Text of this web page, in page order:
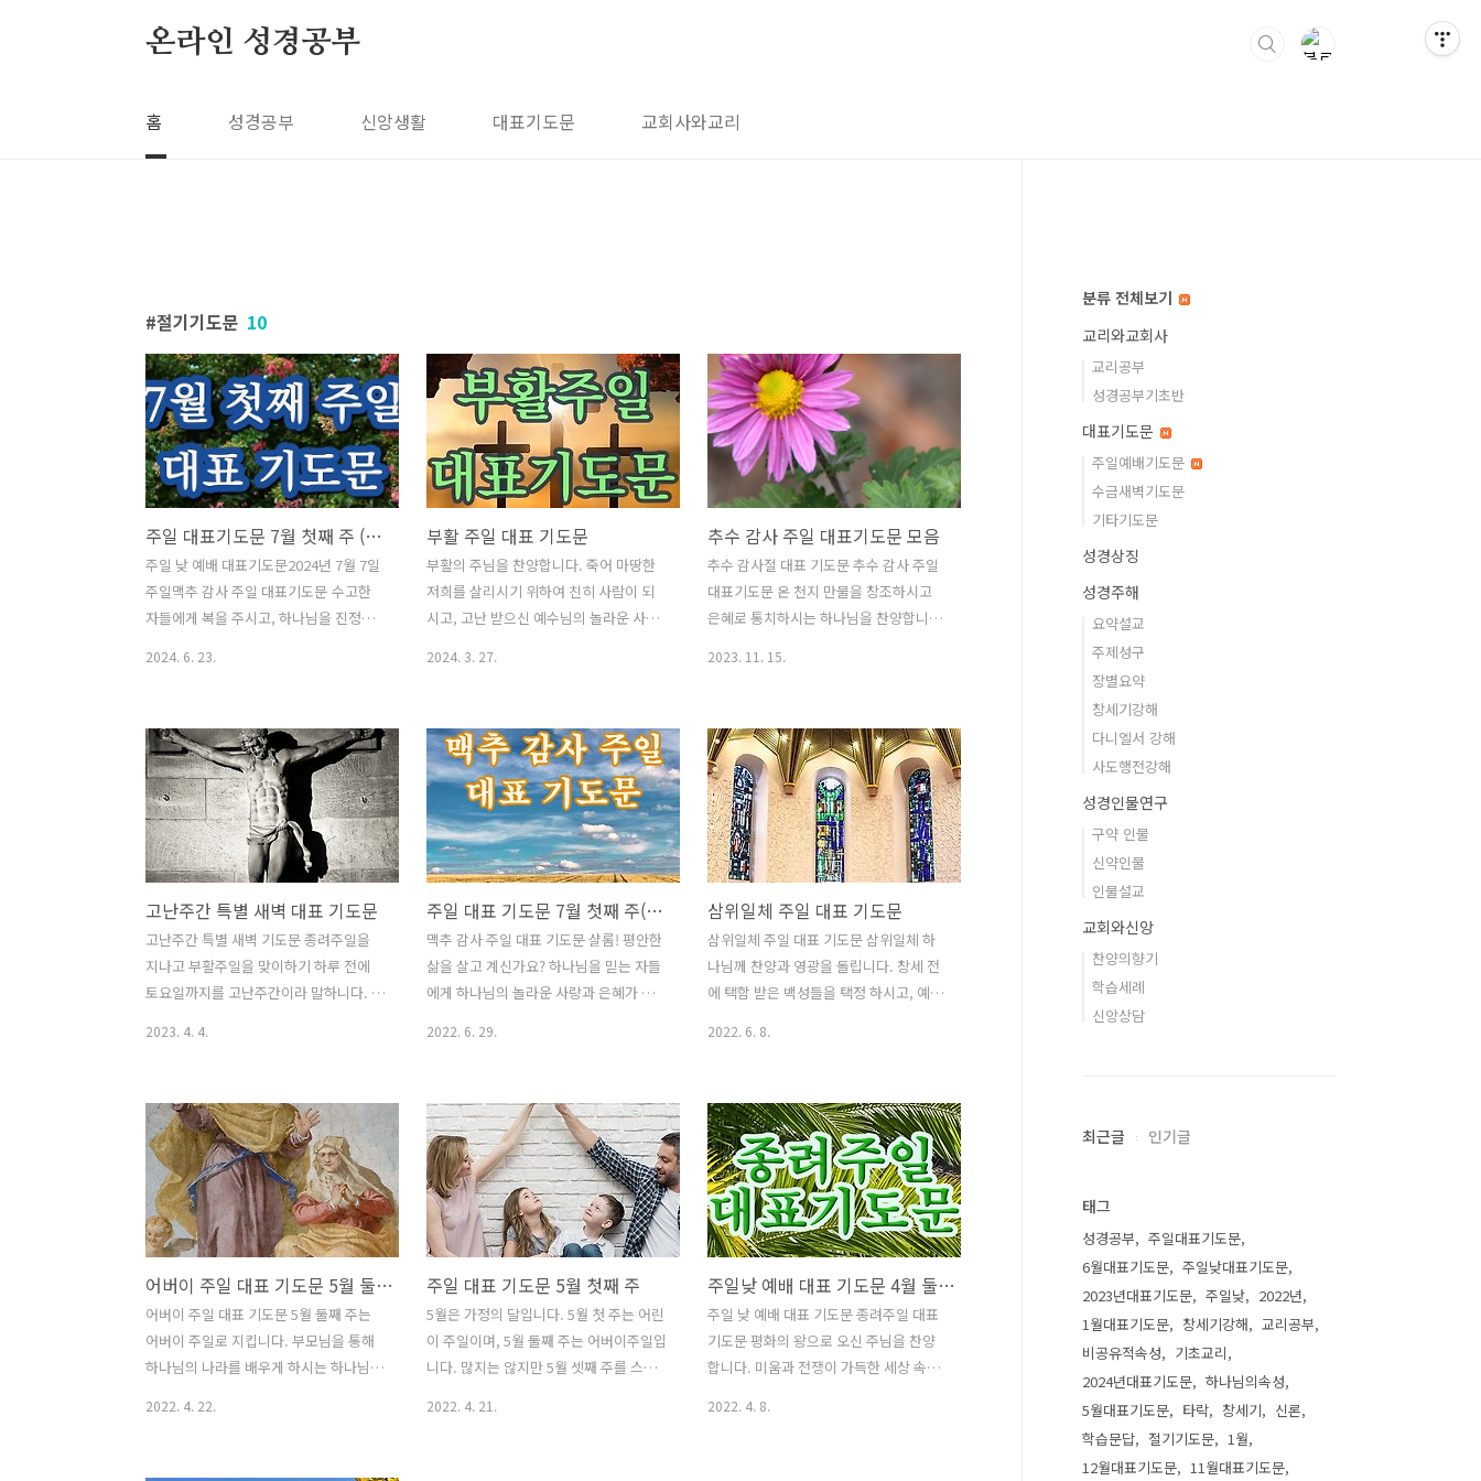
온라인 성경공부
홈 성경공부 신앙생활 대표기도문 교회사와교리
절기기도문 10
주일 대표기도문 7월 첫째 주 (맥추 감사 주일)
주일 낮 예배 대표기도문2024년 7월 7일
주일맥추 감사 주일 대표기도문 수고한
자들에게 복을 주시고, 하나님을 진정으
합니다. 하나님, 우리 안에 하나님을 향한
열정과 사랑을 더하사 풍성한 은혜와 열
매로 하나님께 드리기를 원합니다. 7월의
첫 주일을 허락하신 하나님께 모여 감사
의 찬양을 드리며, 기쁨의 예물을 드릴 수
있음을 감사합니다. 우리가 소유한 모든
것이 주의 것임을 알고 오늘도 기쁨으로
하나님께 올려 드리오니 주여, 오늘 이곳
에 강림하여 주시고, 하늘의 문을 여시고
축복하여 주옵소서. 진실하신 하나님, 우
리가 살아가는 동안 하나님을 기쁘시게
2024. 6. 23.
부활 주일 대표 기도문
부활의 주님을 찬양합니다. 죽어 마땅한
저희를 살리시기 위하여 친히 사람이 되
시고, 고난 받으신 예수님의 놀라운 사랑
룩하신 주님을 믿음으로 찬양합니다. 부
활 주일 대표 기도문 죽은 지 사흘 만에 살
아나사 죄의 권세를 이기시고, 사망의 권
세를 깨뜨리신 주 예수 그리스도를 찬양
합니다. 예수 그리스도를 살리심으로 믿
는 자들을 함께 부활의 자녀로 삼으신 하
나님 아버지 감사드립니다. 이 복된 부활
주일을 맞아 높으신 하나님을 찬양하며
경배하게 하심을 감사드립니다. 주여, 이
시간 우리 가운에 임재하사 하나님의 능
력을 드러내 주시옵소서. 부활의 주님을
고 이 땅의..
2024. 3. 27.
추수 감사 주일 대표기도문 모음
추수 감사절 대표 기도문 추수 감사 주일
대표기도문 온 천지 만물을 창조하시고
은혜로 통치하시는 하나님을 찬양합니다.
물들이 풍성한 열매를 맺었습니다. 하나
님의 무한하신 사랑입니다. 추주 감사절
을 맞아 하나님께 감사 예배를 드리게 하
심을 감사드립니다. 이 시간 온 맘과 정성
을 다해 주님을 예배합니다. 믿음으로 주
님께 나아갑니다. 열납 하여 주옵소서. 한
주간도 하나님의 은혜로 살아오다 이곳에
나왔습니다. 사랑의 주님 주님의 뜻대로
살지 못한 저희들을 용서하여 주옵소서.
힘써 주의 나라를 갈망해야 하지만 세상
의 좋음에 휩쓸려 몰두했음을 고백합니
서. 우리..
2023. 11. 15.
고난주간 특별 새벽 대표 기도문
고난주간 특별 새벽 기도문 종려주일을
지나고 부활주일을 맞이하기 하루 전에
토요일까지를 고난주간이라 말하니다. 고
님 아버지, 저희들을 사랑하사 독생자 예
수 그리스도를 이 땅에 보내주시고, 참되
신 하나님의 사랑을 허락하여 주심을 감
사합니다. 예수 그리스도를 믿음이 우리
에게 큰 기쁨이요 큰 은혜임을 압니다. 이
번주간 주님의 마지막 일주일을 기념하며
다시 한번 십자가의 고난을 묵상하며 고
난 주간을 보내고자 저희들 이곳에 모였
습니다. 일주일간 고난주간 특별 새벽 기
도회를 통하여 하나님을 만나고 우리의
신앙이 다시 일어서는 삶이 되게 하소서.
립니다. 우리의 첫 ..
2023. 4. 4.
주일 대표 기도문 7월 첫째 주(맥추 감사 주일)
맥추 감사 주일 대표 기도문 샬롬! 평안한
삶을 살고 계신가요? 하나님을 믿는 자들
에게 하나님의 놀라운 사랑과 은혜가 늘
년도 반이 지나갑니다. 시간이 이토록 빠
르게 흘러가네요. 하나님의 사랑이 가득
한 맥추 감사 주일이 되기를 바랍니다. 언
제나 사랑으로 저희들을 돌아보아 주시
고, 풍성한 열매로 채워 주시는 하나님 아
버지 감사합니다. 저희들의 심령 속에 하
나님의 은혜를 갈망하는 마음을 주시고,
어려움 속에서 하나님을 바라며 살아가는
심령을 허락하여 주심을 감사합니다. 이
제 2022년도 절반을 보내고 새로운 절반
을 시작하면서 '맥추 감사 주일'로 지키게
2022. 6. 29.
삼위일체 주일 대표 기도문
삼위일체 주일 대표 기도문 삼위일체 하
나님께 찬양과 영광을 돌립니다. 창세 전
에 택함 받은 백성들을 택정 하시고, 예수
을 구주로 고백하게 하심을 감사드립니
다. 어제나 오늘이나 영원토록 동일하신
하나님 아버지, 하나님을 예배하는 이곳
에 임재하여 주시고 영광 받아 주옵소서.
긍휼히 많으신 하나님, 지난 주간의 삶을
되돌아 보면서 하나님께 회개합니다. 인
간의 노력을 다해도 하나님의 뜻은 온전
히 알 수 없음을 고백합니다. 하나님을 위
하여 산다 하지만 여전히 나의 즐거움을
구하고, 하나님의 이름을 위하여 살아가
는 저희들의 모습을 발견합니다. 주여, 오
하여 주..
2022. 6. 8.
어버이 주일 대표 기도문 5월 둘째 주
어버이 주일 대표 기도문 5월 둘째 주는
어버이 주일로 지킵니다. 부모님을 통해
하나님의 나라를 배우게 하시는 하나님의
찬양합니다. 말씀으로 사람을 창조하시
2022. 4. 22.
주일 대표 기도문 5월 첫째 주
5월은 가정의 달입니다. 5월 첫 주는 어린
이 주일이며, 5월 둘째 주는 어버이주일입
니다. 많지는 않지만 5월 셋째 주를 스승
2022. 4. 21.
주일낮 예배 대표 기도문 4월 둘째 주 종려주일
주일 낮 예배 대표 기도문 종려주일 대표
기도문 평화의 왕으로 오신 주님을 찬양
합니다. 미움과 전쟁이 가득한 세상 속에
2022. 4. 8.
분류 전체보기
교리와교회사
교리공부
성경공부기초반
대표기도문
주일예배기도문
수금새벽기도문
기타기도문
성경상징
성경주해
요약설교
주제성구
장별요약
창세기강해
다니엘서 강해
사도행전강해
성경인물연구
구약 인물
신약인물
인물설교
교회와신앙
찬양의향기
학습세례
신앙상담
최근글 인기글
태그
성경공부
주일대표기도문
6월대표기도문
주일낮대표기도문
2023년대표기도문
주일낮
2022년
1월대표기도문
창세기강해
교리공부
비공유적속성
기초교리
2024년대표기도문
하나님의속성
5월대표기도문
타락 창세기
신론
학습문답
절기기도문
1월
12월대표기도문
11월대표기도문